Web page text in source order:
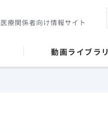
医療関係者向け情報サイト
動画ライブラリ